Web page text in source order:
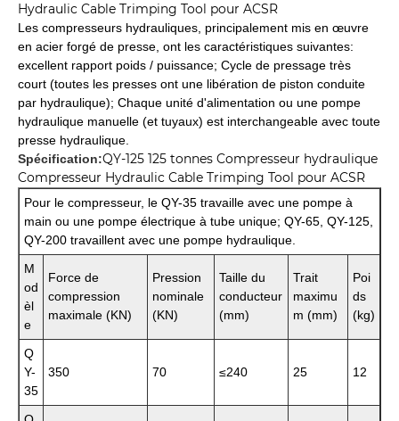
Hydraulic Cable Trimping Tool pour ACSR
Les compresseurs hydrauliques, principalement mis en œuvre
en acier forgé de presse, ont les caractéristiques suivantes:
excellent rapport poids / puissance; Cycle de pressage très
court (toutes les presses ont une libération de piston conduite
par hydraulique); Chaque unité d'alimentation ou une pompe
hydraulique manuelle (et tuyaux) est interchangeable avec toute
presse hydraulique.
Spécification:QY-125 125 tonnes Compresseur hydraulique
Compresseur Hydraulic Cable Trimping Tool pour ACSR
Pour le compresseur, le QY-35 travaille avec une pompe à
main ou une pompe électrique à tube unique; QY-65, QY-125,
QY-200 travaillent avec une pompe hydraulique.
M
od
èl
e
Force de
compression
maximale (KN)
Pression
nominale
(KN)
Taille du
conducteur
(mm)
Trait
maximu
m (mm)
Poi
ds
(kg)
Q
Y-
35
350 70 ≤240 25 12